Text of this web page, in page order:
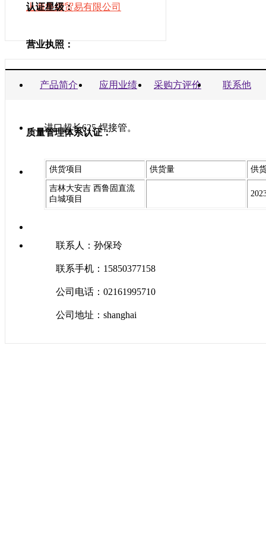
上海鲁熠贸易有限公司
认证星级：
营业执照：
商业信誉承诺书：
质量管理体系认证：
产品简介 应用业绩 采购方评价 联系他
进口超长625 焊接管。
供货项目 供货量 供
吉林大安吉 西鲁固直流
白城项目
联系人：孙保玲
联系手机：15850377158
公司电话：02161995710
公司地址：shanghai